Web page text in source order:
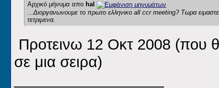
Αρχικό μήνυμα απο hal
...Διοργανωνουμε το πρωτο ελληνικο all ccr meeting? Τωρα
τετριμενα.
Προτεινω 12 Οκτ 2008 (που
σε μια σειρα)